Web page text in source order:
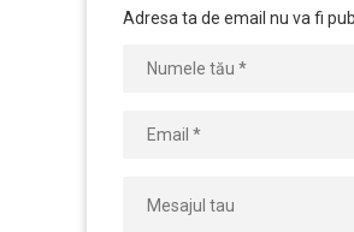
Adresa ta de email nu va fi